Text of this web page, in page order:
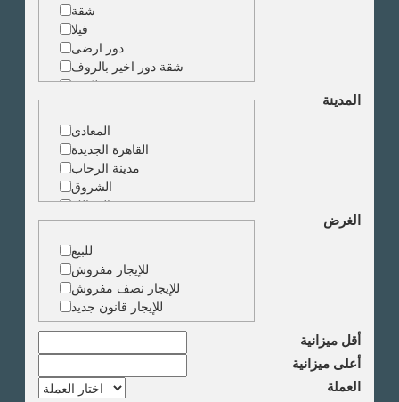
شقة
فيلا
دور ارضى
شقة دور اخير بالروف
شقة دوبلكس
شقة حجرة واحدة
ارض
مبنى
المدينة
المعادى
القاهرة الجديدة
مدينة الرحاب
الشروق
الزمالك
جاردن سيتى
دقى
المهندسين
الجيزة
العجوزة
وسط البلد
مصر الجديدة
مدينة نصر
السادس من اكتوبر
الشيخ زايد
الغرض
للبيع
للإيجار مفروش
للإيجار نصف مفروش
للإيجار قانون جديد
أقل ميزانية
أعلى ميزانية
العملة